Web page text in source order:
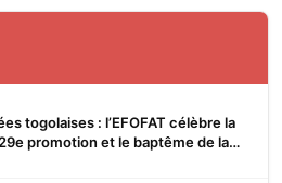
togolaises : l’EFOFAT célèbre la
promotion et le baptême de la